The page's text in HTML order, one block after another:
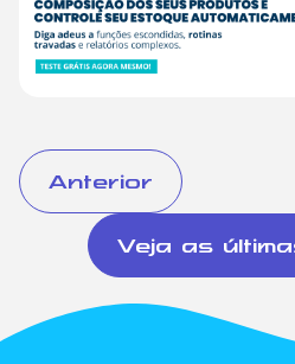
Anterior
Veja as